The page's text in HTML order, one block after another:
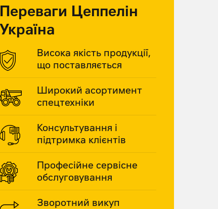
Переваги Цеппелін
Україна
Висока якість продукції,
що поставляється
Широкий асортимент
спецтехніки
Консультування і
підтримка клієнтів
Професійне сервісне
обслуговування
Зворотний викуп